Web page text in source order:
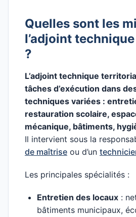
Quelles sont les
l’adjoint
?
L’adjoint technique
tâches d’exécution dans
techniques variées :
restauration scolaire,
mécanique, bâtiments,
Il intervient sous la
de maîtrise ou d’un
Les principales spécialités :
Entretien des locaux :
bâtiments municipaux,